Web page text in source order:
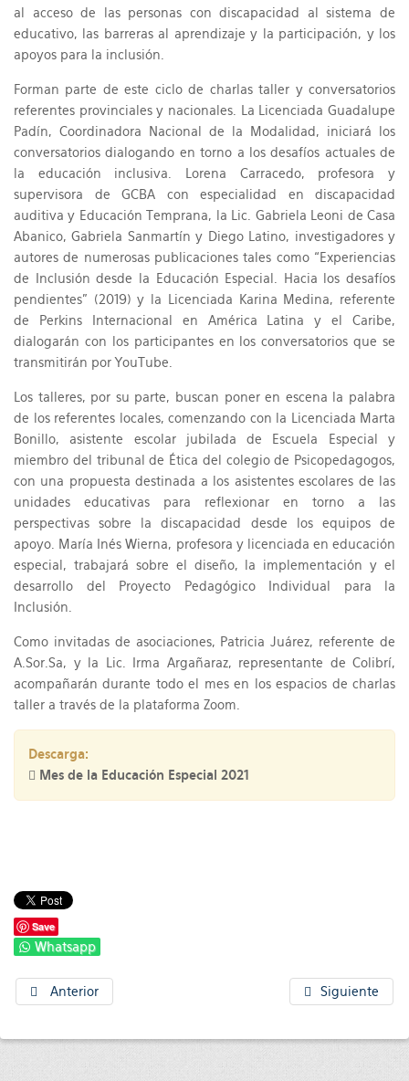
al acceso de las personas con discapacidad al sistema de
educativo, las barreras al aprendizaje y la participación, y los
apoyos para la inclusión.
Forman parte de este ciclo de charlas taller y conversatorios
referentes provinciales y nacionales. La Licenciada Guadalupe
Padín, Coordinadora Nacional de la Modalidad, iniciará los
conversatorios dialogando en torno a los desafíos actuales de
la educación inclusiva. Lorena Carracedo, profesora y
supervisora de GCBA con especialidad en discapacidad
auditiva y Educación Temprana, la Lic. Gabriela Leoni de Casa
Abanico, Gabriela Sanmartín y Diego Latino, investigadores y
autores de numerosas publicaciones tales como “Experiencias
de Inclusión desde la Educación Especial. Hacia los desafíos
pendientes” (2019) y la Licenciada Karina Medina, referente
de Perkins Internacional en América Latina y el Caribe,
dialogarán con los participantes en los conversatorios que se
transmitirán por YouTube.
Los talleres, por su parte, buscan poner en escena la palabra
de los referentes locales, comenzando con la Licenciada Marta
Bonillo, asistente escolar jubilada de Escuela Especial y
miembro del tribunal de Ética del colegio de Psicopedagogos,
con una propuesta destinada a los asistentes escolares de las
unidades educativas para reflexionar en torno a las
perspectivas sobre la discapacidad desde los equipos de
apoyo. María Inés Wierna, profesora y licenciada en educación
especial, trabajará sobre el diseño, la implementación y el
desarrollo del Proyecto Pedagógico Individual para la
Inclusión.
Como invitadas de asociaciones, Patricia Juárez, referente de
A.Sor.Sa, y la Lic. Irma Argañaraz, representante de Colibrí,
acompañarán durante todo el mes en los espacios de charlas
taller a través de la plataforma Zoom.
Descarga:
Mes de la Educación Especial 2021
Save
Whatsapp
Anterior Siguiente